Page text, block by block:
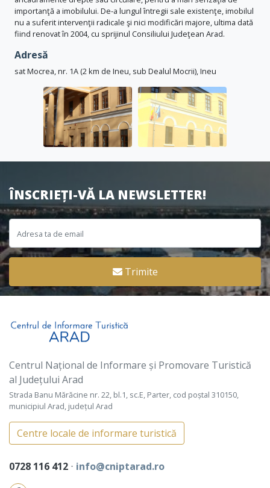
importanţă a imobilului. De-a lungul întregii sale existenţe, imobilul
nu a suferit intervenţii radicale şi nici modificări majore, ultima dată
fiind renovat în 2004, cu sprijinul Consiliului Judeţean Arad.
Adresă
sat Mocrea, nr. 1A (2 km de Ineu, sub Dealul Mocrii), Ineu
ÎNSCRIEȚI-VĂ LA NEWSLETTER!
Trimite
Centrul Național de Informare și Promovare Turistică
al Județului Arad
Strada Banu Mărăcine nr. 22, bl.1, sc.E, Parter, cod poștal 310150,
municipiul Arad, județul Arad
Centre locale de informare turistică
0728 116 412 ⋅ info@cniptarad.ro